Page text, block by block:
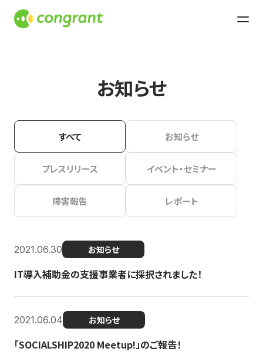
お知らせ
すべて お知らせ
プレスリリース イベント・セミナー
障害報告 レポート
2021.06.30 お知らせ
IT導入補助金の支援事業者に採択されました！
2021.06.04 お知らせ
「SOCIALSHIP2020 Meetup!」のご報告！